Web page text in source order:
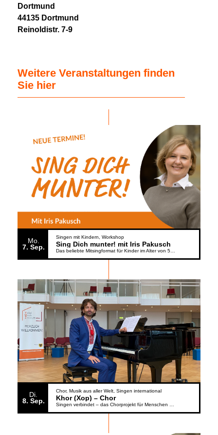
Dortmund
44135 Dortmund
Reinoldistr. 7-9
Weitere Veranstaltungen finden
Sie hier
Mo.
7 Sep.
Singen mit Kindern Workshop
Sing Dich munter! mit Iris Pakusch
Das beliebte Mitsingformat für Kinder im Alter von 5 bis 6 Jahren geht weiter
Di.
8 Sep.
Chor Musik aus aller Welt Singen international
Khor (Xop) – Chor
Singen verbindet – das Chorprojekt für Menschen aus der Ukraine